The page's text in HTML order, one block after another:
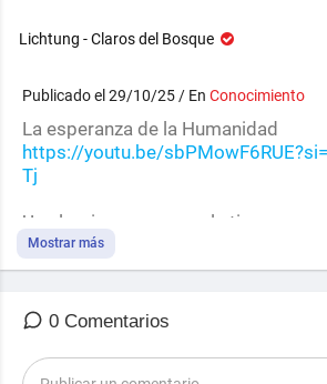
Lichtung - Claros del Bosque
Publicado el 29/10/25 / En Conocimiento
La esperanza de la Humanidad
https://youtu.be/
Tj
Una lagrima que cae a la tierra, nace,
se reproduce, envejece, muere y
Mostrar más
0 Comentarios